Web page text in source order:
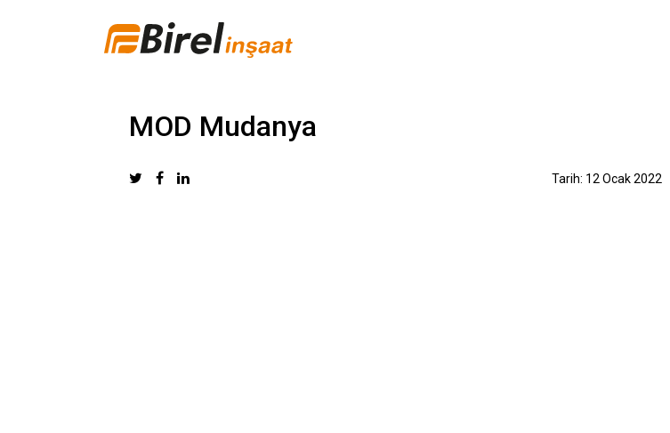
MOD Mudanya
Tarih: 12 Ocak 2022